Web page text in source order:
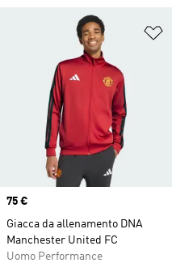
Price
75 €
Giacca da allenamento DNA
Manchester United FC
Uomo Performance